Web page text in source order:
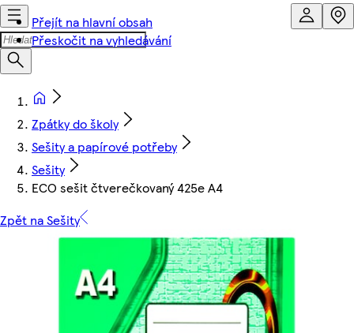
Přejít na hlavní obsah
Přeskočit na vyhledávání
Zpátky do školy
Sešity a papírové potřeby
Sešity
ECO sešit čtverečkovaný 425e A4
Zpět na Sešity